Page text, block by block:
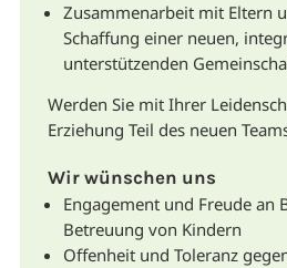
Zusammenarbeit mit Eltern
Schaffung einer neuen,
unterstützenden
Werden Sie mit Ihrer
Erziehung Teil des neuen
Wir wünschen uns
Engagement und Freude an
Betreuung von Kindern
Offenheit und Toleranz